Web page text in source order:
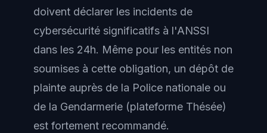
doivent déclarer les incidents de
cybersécurité significatifs à l'ANSSI
dans les 24h. Même pour les entités non
soumises à cette obligation, un dépôt de
plainte auprès de la Police nationale ou
de la Gendarmerie (plateforme Thésée)
est fortement recommandé.